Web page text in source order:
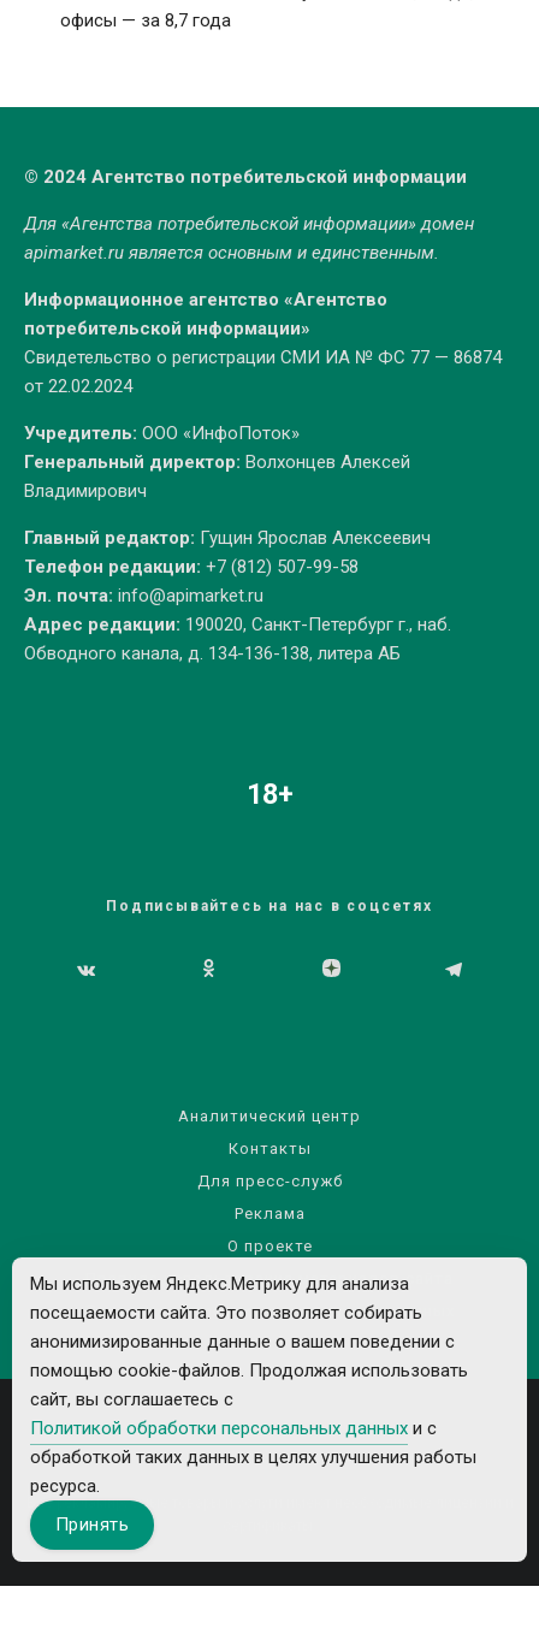
офисы — за 8,7 года
© 2024 Агентство потребительской информации
Для «Агентства потребительской информации» домен
apimarket.ruявляется основным и единственным.
Информационное агентство «Агентство
потребительской информации»
Свидетельство о регистрации СМИ ИА № ФС 77 — 86874
от 22.02.2024
Учредитель: ООО «ИнфоПоток»
Генеральный директор: Волхонцев Алексей
Владимирович
Главный редактор: Гущин Ярослав Алексеевич
Телефон редакции: +7 (812) 507-99-58
Эл. почта: info@apimarket.ru
Адрес редакции: 190020, Санкт-Петербург г., наб.
Обводного канала, д. 134-136-138, литера АБ
18+
Подписывайтесь на нас в соцсетях
Аналитический центр
Контакты
Для пресс-служб
Реклама
О проекте
Правила использования материалов сайта
Политика обработки персональных данных
Все рекламируемые товары и услуги имеют необходимые лицензии и
Мы используем Яндекс.Метрику для анализа
посещаемости сайта. Это позволяет собирать
анонимизированные данные о вашем поведении с
помощью cookie-файлов. Продолжая использовать
сайт, вы соглашаетесь с
Политикой обработки персональных данных и с
обработкой таких данных в целях улучшения работы
ресурса.
Принять